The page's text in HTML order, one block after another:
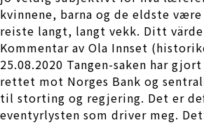
kvinnene, barna og de eldste
reiste langt, langt vekk. Ditt
Kommentar av Ola Innset
25.08.2020 Tangen-saken har
rettet mot Norges Bank og
til storting og regjering. Det er
eventyrlysten som driver meg.